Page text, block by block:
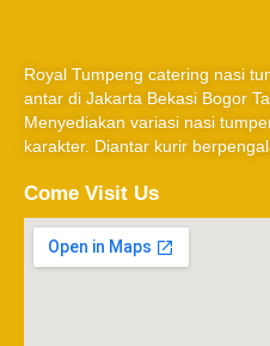
Royal Tumpeng catering nasi
antar di Jakarta Bekasi Bogor
Menyediakan variasi nasi
karakter. Diantar kurir
Come Visit Us